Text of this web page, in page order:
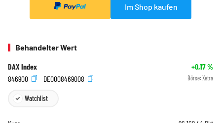
Im Shop kaufen
Behandelter Wert
DAX Index +0,17%
846900
DE0008469008 Börse: Xetra
Watchlist